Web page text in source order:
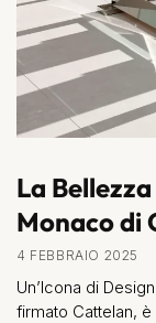
La
Monaco di
4 FEBBRAIO 2025
Un’Icona di
firmato Cattelan,